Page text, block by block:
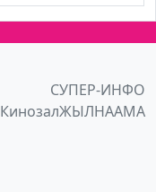
СУПЕР-ИНФО
КинозалЖЫЛНААМА